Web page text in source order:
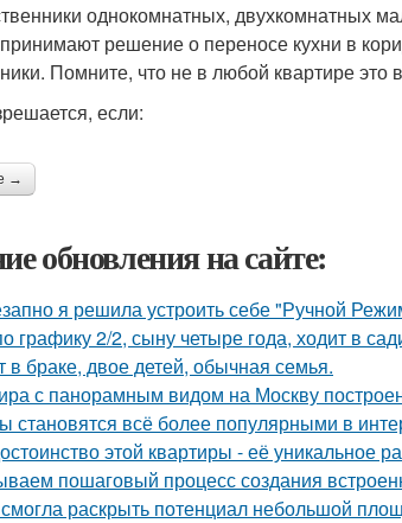
однокомнатных, двухкомнатных
решение о переносе кухни в
Помните, что не в любой квартире это
если:
→
обновления на сайте:
я решила устроить себе "Ручной
графику 2/2, сыну четыре года, ходит в
в браке, двое детей, обычная семья.
с панорамным видом на Москву
становятся всё более популярными в
этой квартиры - её уникальное
пошаговый процесс создания
раскрыть потенциал небольшой